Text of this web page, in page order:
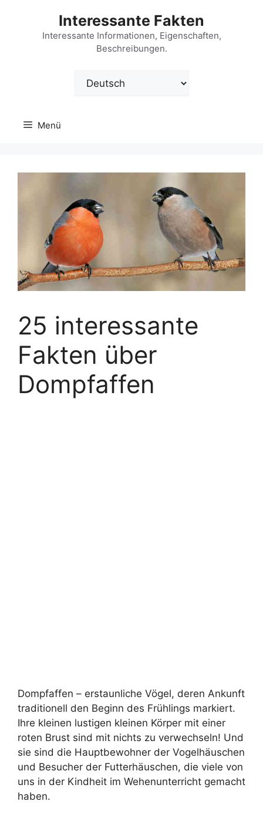
Interessante Fakten
Interessante Informationen, Eigenschaften,
Beschreibungen.
Sprache
auswählen
Menü
25 interessante
Fakten über
Dompfaffen
Dompfaffen – erstaunliche Vögel, deren Ankunft
traditionell den Beginn des Frühlings markiert.
Ihre kleinen lustigen kleinen Körper mit einer
roten Brust sind mit nichts zu verwechseln! Und
sie sind die Hauptbewohner der Vogelhäuschen
und Besucher der Futterhäuschen, die viele von
uns in der Kindheit im Wehenunterricht gemacht
haben.